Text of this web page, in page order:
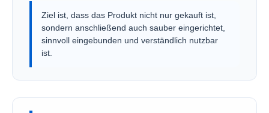
Ziel ist, dass das Produkt nicht nur gekauft ist,
sondern anschließend auch sauber eingerichtet,
sinnvoll eingebunden und verständlich nutzbar
ist.